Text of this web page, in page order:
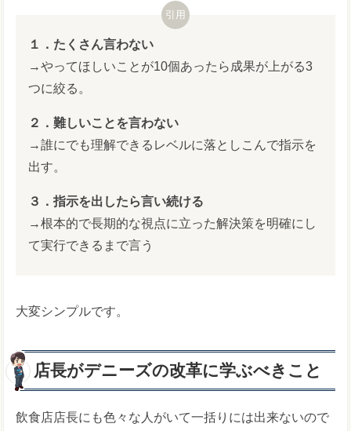
１．たくさん言わない
→やってほしいことが10個あったら成果が上がる3
つに絞る。
２．難しいことを言わない
→誰にでも理解できるレベルに落としこんで指示を
出す。
３．指示を出したら言い続ける
→根本的で長期的な視点に立った解決策を明確にし
て実行できるまで言う
大変シンプルです。
店長がデニーズの改革に学ぶべきこと
飲食店店長にも色々な人がいて一括りには出来ないので